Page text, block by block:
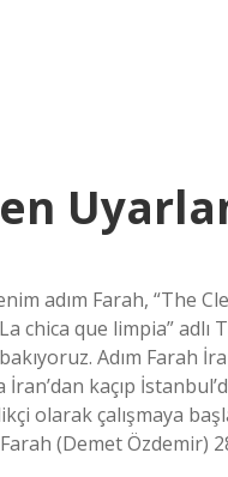
adım Farah, “The
chica que limpia” adlı
Adım Farah
kaçıp
olarak çalışmaya
(Demet Özdemir)